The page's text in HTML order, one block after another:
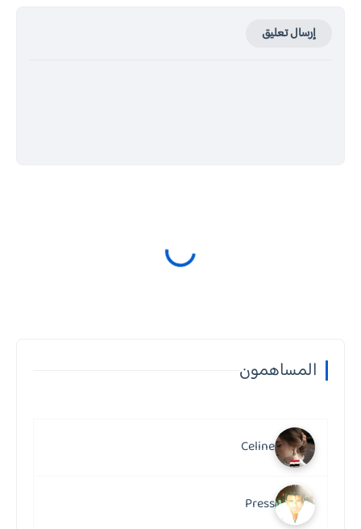
إرسال تعليق
المساهمون
Celine
Press